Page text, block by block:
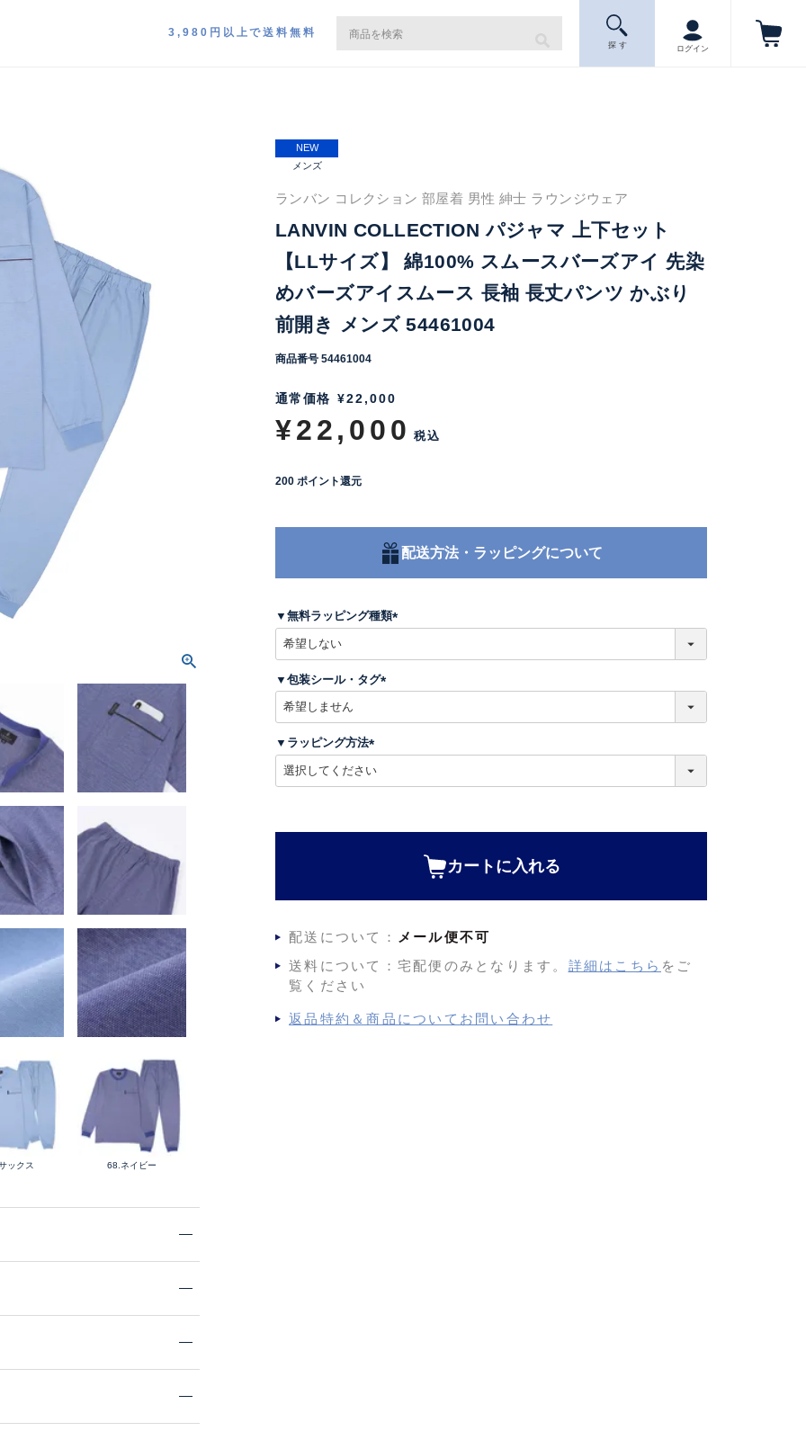
3,980円以上で送料無料
探 す ログイン
ックス 68.ネイビー
NEW
メンズ
ランバン コレクション 部屋着 男性 紳士 ラウンジウェア
LANVIN COLLECTION パジャマ 上下セット
【LLサイズ】 綿100% スムースバーズアイ 先染
めバーズアイスムース 長袖 長丈パンツ かぶり
前開き メンズ 54461004
商品番号 54461004
通常価格 ¥22,000
¥22,000 税込
200 ポイント還元
配送方法・ラッピングについて
▼無料ラッピング種類
)
▼包装シール・タグ
)
▼ラッピング方法
カートに入れる
配送について：
メール便不可
送料について：宅配便のみとなります。 詳細はこちら をご
覧ください
返品特約＆商品についてお問い合わせ